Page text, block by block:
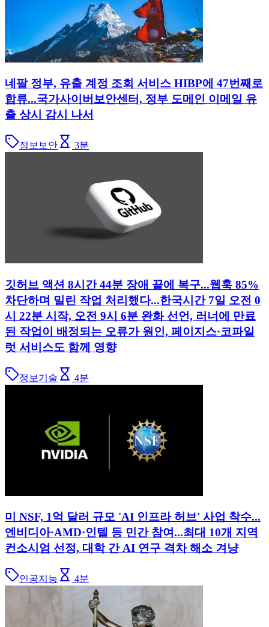
네팔 정부, 유출 계정 조회 서비스 HIBP에 47번째로
합류...국가사이버보안센터, 정부 도메인 이메일 유
출 상시 감시 나서
정보보안 3분
깃허브 액션 8시간 44분 장애 끝에 복구...웹훅 85%
차단하며 밀린 작업 처리했다...한국시간 7일 오전 0
시 22분 시작, 오전 9시 6분 완화 선언, 러너에 만료
된 작업이 배정되는 오류가 원인, 페이지스·코파일
럿 서비스도 함께 영향
정보기술 4분
미 NSF, 1억 달러 규모 'AI 인프라 허브' 사업 착수...
엔비디아·AMD·인텔 등 민간 참여...최대 10개 지역
컨소시엄 선정, 대학 간 AI 연구 격차 해소 겨냥
인공지능 4분